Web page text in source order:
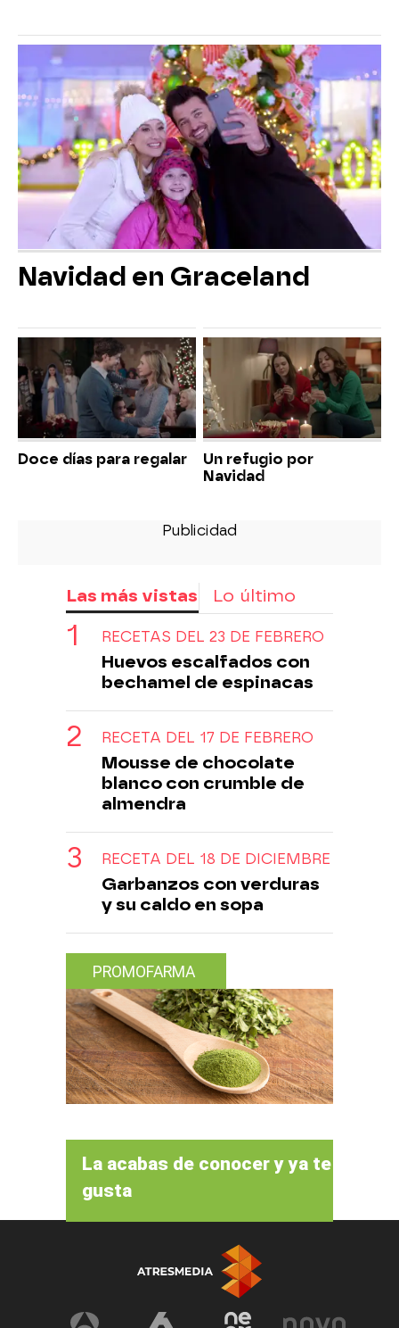
Navidad en Graceland
Doce días para regalar
Un refugio por
Navidad
Las más vistas Lo último
RECETAS DEL 23 DE FEBRERO
Huevos escalfados con
bechamel de espinacas
RECETA DEL 17 DE FEBRERO
Mousse de chocolate
blanco con crumble de
almendra
RECETA DEL 18 DE DICIEMBRE
Garbanzos con verduras
y su caldo en sopa
PROMOFARMA
La acabas de conocer y ya te
gusta